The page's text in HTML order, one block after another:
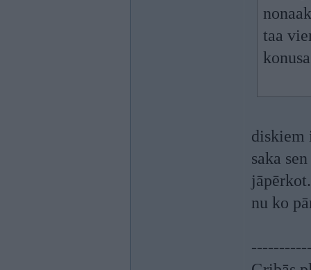
taa
diskiem
saka
jāpērkot.
nu ko